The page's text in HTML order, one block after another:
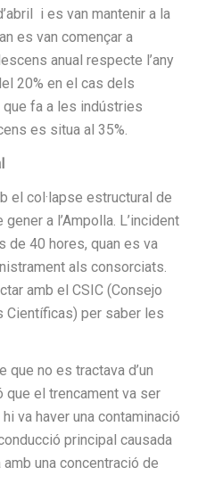
i es van mantenir a la
es van començar a
anual respecte l’any
20% en el cas dels
fa a les indústries
es situa al 35%.
el col·lapse estructural de
a l’Ampolla. L’incident
de 40 hores, quan es va
als consorciats.
amb el CSIC (Consejo
Científicas) per saber les
que no es tractava d’un
que el trencament va ser
va haver una contaminació
principal causada
una concentració de